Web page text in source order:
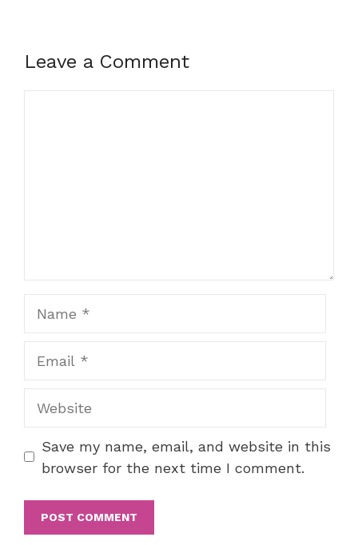
Leave a Comment
Save my name, email, and website in this
browser for the next time I comment.